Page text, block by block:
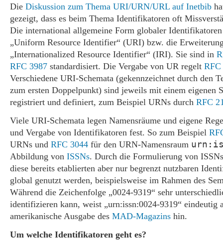
Die Diskussion zum Thema URI/URN/URL auf Inetbib
gezeigt, dass es beim Thema Identifikatoren oft
Die international allgemeine Form globaler
„Uniform Resource Identifier“ (URI) bzw. die
„Internationalized Resource Identifier“ (IRI). Sie sind in
RFC 3987 standardisiert. Die Vergabe von UR regelt RFC
Verschiedene URI-Schemata (gekennzeichnet durch den
zum ersten Doppelpunkt) sind jeweils mit einem eigenen
registriert und definiert, zum Beispiel URNs durch RFC
Viele URI-Schemata legen Namensräume und eigene
und Vergabe von Identifikatoren fest. So zum Beispiel
URNs und RFC 3044 für den URN-Namensraum
Abbildung von ISSNs. Durch die Formulierung von
diese bereits etablierten aber nur begrenzt nutzbaren
global genutzt werden, beispielsweise im Rahmen des
Während die Zeichenfolge „0024-9319“ sehr
identifizieren kann, weist „urn:issn:0024-9319“ eindeutig
amerikanische Ausgabe des MAD-Magazins hin.
Um welche Identifikatoren geht es?